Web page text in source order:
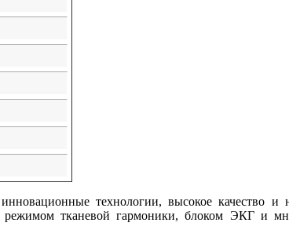
технологии, высокое качество и
режимом тканевой гармоники, блоком ЭКГ и